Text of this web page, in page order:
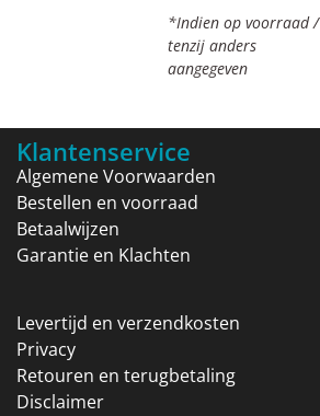
*Indien op voorraad /
tenzij anders
aangegeven
Klantenservice
Algemene Voorwaarden
Bestellen en voorraad
Betaalwijzen
Garantie en Klachten
Levertijd en verzendkosten
Privacy
Retouren en terugbetaling
Disclaimer